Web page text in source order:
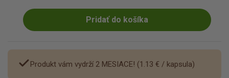
Pridať do košíka
Produkt vám vydrží 2 MESIACE! (1.13 € / kapsula)